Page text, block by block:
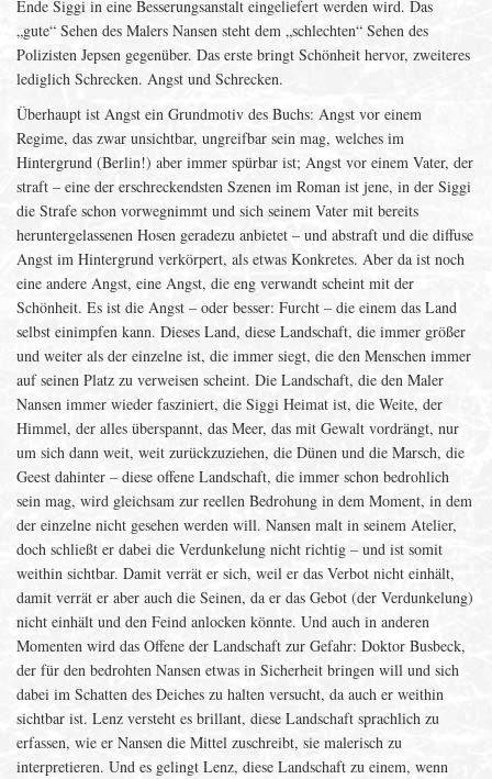
Ende Siggi in eine Besserungsanstalt eingeliefert werden wird. Das
„gute“ Sehen des Malers Nansen steht dem „schlechten“ Sehen des
Polizisten Jepsen gegenüber. Das erste bringt Schönheit hervor, zweiteres
lediglich Schrecken. Angst und Schrecken.
Überhaupt ist Angst ein Grundmotiv des Buchs: Angst vor einem
Regime, das zwar unsichtbar, ungreifbar sein mag, welches im
Hintergrund (Berlin!) aber immer spürbar ist; Angst vor einem Vater, der
straft – eine der erschreckendsten Szenen im Roman ist jene, in der Siggi
die Strafe schon vorwegnimmt und sich seinem Vater mit bereits
heruntergelassenen Hosen geradezu anbietet – und abstraft und die diffuse
Angst im Hintergrund verkörpert, als etwas Konkretes. Aber da ist noch
eine andere Angst, eine Angst, die eng verwandt scheint mit der
Schönheit. Es ist die Angst – oder besser: Furcht – die einem das Land
selbst einimpfen kann. Dieses Land, diese Landschaft, die immer größer
und weiter als der einzelne ist, die immer siegt, die den Menschen immer
auf seinen Platz zu verweisen scheint. Die Landschaft, die den Maler
Nansen immer wieder fasziniert, die Siggi Heimat ist, die Weite, der
Himmel, der alles überspannt, das Meer, das mit Gewalt vordrängt, nur
um sich dann weit, weit zurückzuziehen, die Dünen und die Marsch, die
Geest dahinter – diese offene Landschaft, die immer schon bedrohlich
sein mag, wird gleichsam zur reellen Bedrohung in dem Moment, in dem
der einzelne nicht gesehen werden will. Nansen malt in seinem Atelier,
doch schließt er dabei die Verdunkelung nicht richtig – und ist somit
weithin sichtbar. Damit verrät er sich, weil er das Verbot nicht einhält,
damit verrät er aber auch die Seinen, da er das Gebot (der Verdunkelung)
nicht einhält und den Feind anlocken könnte. Und auch in anderen
Momenten wird das Offene der Landschaft zur Gefahr: Doktor Busbeck,
der für den bedrohten Nansen etwas in Sicherheit bringen will und sich
dabei im Schatten des Deiches zu halten versucht, da auch er weithin
sichtbar ist. Lenz versteht es brillant, diese Landschaft sprachlich zu
erfassen, wie er Nansen die Mittel zuschreibt, sie malerisch zu
interpretieren. Und es gelingt Lenz, diese Landschaft zu einem, wenn